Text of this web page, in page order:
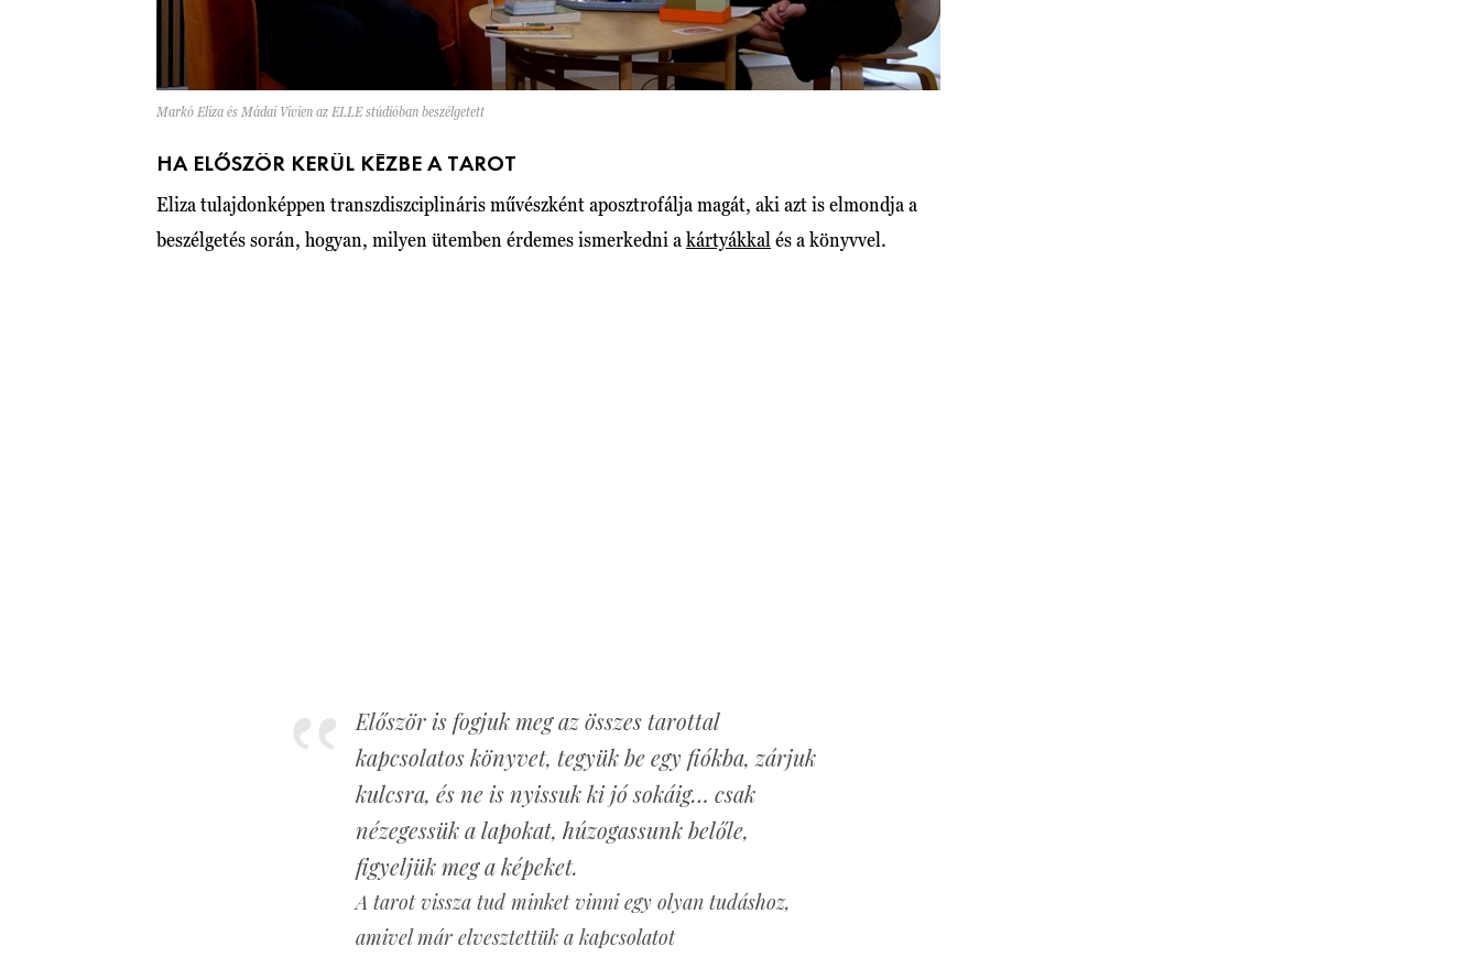
Markó Eliza és Mádai Vivien az ELLE stúdióban beszélgetett
HA ELŐSZÖR KERÜL KÉZBE A TAROT
Eliza tulajdonképpen transzdiszciplináris művészként aposztrofálja magát, aki azt is elmondja a
beszélgetés során, hogyan, milyen ütemben érdemes ismerkedni a kártyákkal és a könyvvel.
Először is fogjuk meg az összes tarottal
kapcsolatos könyvet, tegyük be egy fiókba, zárjuk
kulcsra, és ne is nyissuk ki jó sokáig… csak
nézegessük a lapokat, húzogassunk belőle,
figyeljük meg a képeket.
A tarot vissza tud minket vinni egy olyan tudáshoz,
amivel már elvesztettük a kapcsolatot